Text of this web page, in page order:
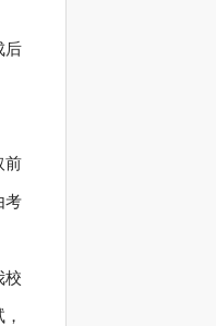
后
前
考
校